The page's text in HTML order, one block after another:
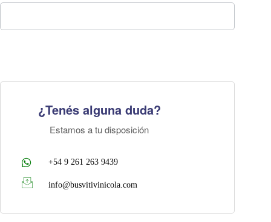
¿Tenés alguna duda?
Estamos a tu disposición
+54 9 261 263 9439
info@busvitivinicola.com